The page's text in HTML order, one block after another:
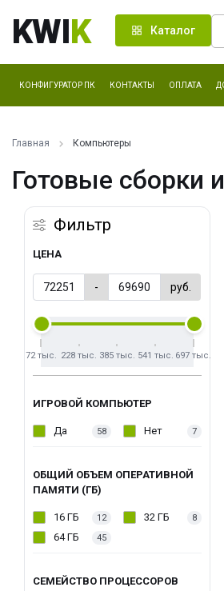
KWIK Каталог
КОНФИГУРАТОР ПК КОНТАКТЫ ОПЛАТА
Главная Компьютеры
Готовые сборки
Фильтр
ЦЕНА
- руб.
72 тыс. 228 тыс. 385 тыс. 541 тыс. 697 тыс.
ИГРОВОЙ КОМПЬЮТЕР
Да 58 Нет 7
ОБЩИЙ ОБЪЕМ ОПЕРАТИВНОЙ
ПАМЯТИ (ГБ)
16 ГБ 12 32 ГБ 8
64 ГБ 45
СЕМЕЙСТВО ПРОЦЕССОРОВ